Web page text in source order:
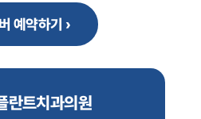
예약하기 ›
란트치과의원